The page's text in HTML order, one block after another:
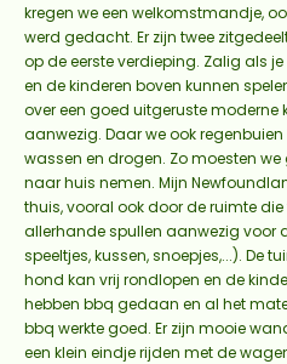
kregen we een welkomstmandje,
werd gedacht. Er zijn twee
op de eerste verdieping. Zalig als
en de kinderen boven kunnen
over een goed uitgeruste moderne
aanwezig. Daar we ook
wassen en drogen. Zo moesten
naar huis nemen. Mijn
thuis, vooral ook door de ruimte die
allerhande spullen aanwezig voor
speeltjes, kussen, snoepjes,...). De
hond kan vrij rondlopen en de
hebben bbq gedaan en al het
bbq werkte goed. Er zijn mooie
een klein eindje rijden met de